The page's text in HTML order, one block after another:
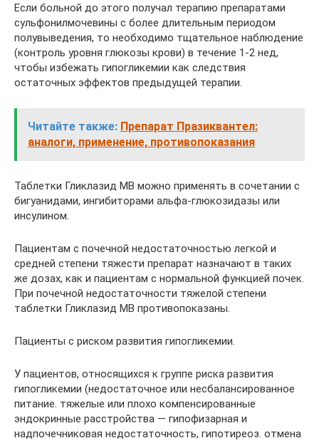
Если больной до этого получал терапию препаратами
сульфонилмочевины с более длительным периодом
полувыведения, то необходимо тщательное наблюдение
(контроль уровня глюкозы крови) в течение 1-2 нед,
чтобы избежать гипогликемии как следствия
остаточных эффектов предыдущей терапии.
Читайте также: Препарат Празиквантел:
аналоги, применение, противопоказания
Таблетки Гликлазид MB можно применять в сочетании с
бигуанидами, ингибиторами альфа-глюкозидазы или
инсулином.
Пациентам с почечной недостаточностью легкой и
средней степени тяжести препарат назначают в таких
же дозах, как и пациентам с нормальной функцией почек.
При почечной недостаточности тяжелой степени
таблетки Гликлазид MB противопоказаны.
Пациенты с риском развития гипогликемии.
У пациентов, относящихся к группе риска развития
гипогликемии (недостаточное или несбалансированное
питание. тяжелые или плохо компенсированные
эндокринные расстройства — гипофизарная и
надпочечниковая недостаточность, гипотиреоз. отмена